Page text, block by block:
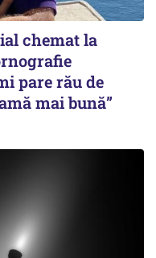
chemat la
pare rău de
mai bună”